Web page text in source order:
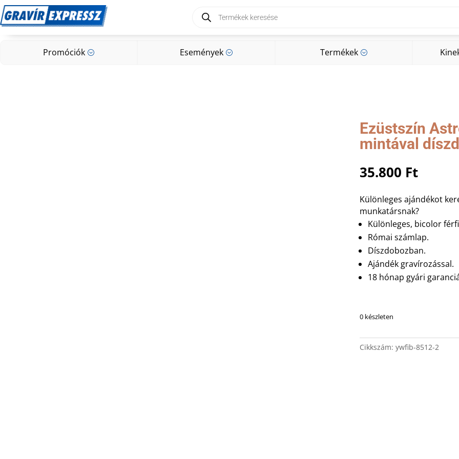
search
Promóciók ; Események ; Termékek ;
Promóciók; Események
Ezüstszín
mintával
35.800 Ft
Különleges ajándékot
munkatársnak?
Különleges, bicolor
Római számlap.
Díszdobozban.
Ajándék gravírozással.
18 hónap gyári
0 készleten
Cikkszám: ywfib-8512-2